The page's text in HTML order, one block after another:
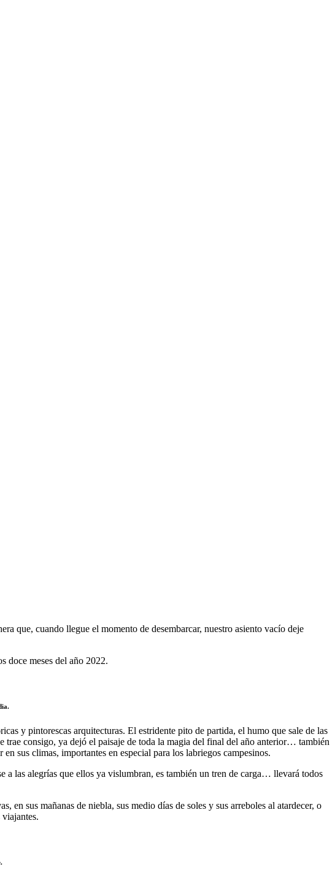
que, cuando llegue el momento de desembarcar, nuestro asiento vacío deje
doce meses del año 2022.
y pintorescas arquitecturas. El estridente pito de partida, el humo que sale de las
trae consigo, ya dejó el paisaje de toda la magia del final del año anterior… también
sus climas, importantes en especial para los labriegos campesinos.
a las alegrías que ellos ya vislumbran, es también un tren de carga… llevará todos
en sus mañanas de niebla, sus medio días de soles y sus arreboles al atardecer, o